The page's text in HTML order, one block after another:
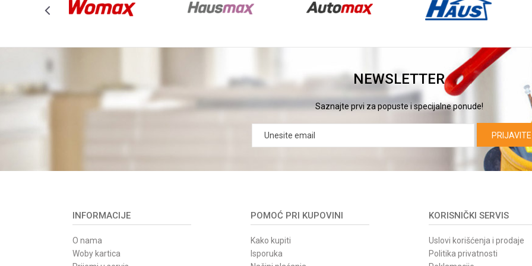
NEWSLETTER
Saznajte prvi za popuste i specijalne ponude!
INFORMACIJE
O nama
Woby kartica
POMOĆ PRI KUPOVINI
Kako kupiti
Isporuka
KORISNIČKI SERVIS
Uslovi korišćenja i prodaje
Politika privatnosti